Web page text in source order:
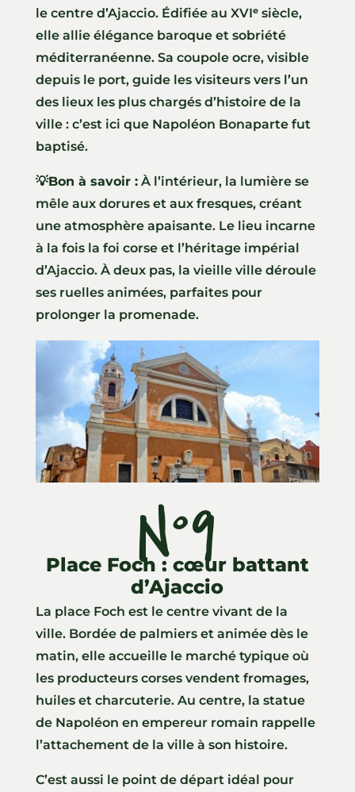
le centre d’Ajaccio. Édifiée au XVIᵉ siècle,
elle allie élégance baroque et sobriété
méditerranéenne. Sa coupole ocre, visible
depuis le port, guide les visiteurs vers l’un
des lieux les plus chargés d’histoire de la
ville : c’est ici que Napoléon Bonaparte fut
baptisé.
💡Bon à savoir :À l’intérieur, la lumière se
mêle aux dorures et aux fresques, créant
une atmosphère apaisante. Le lieu incarne
à la fois la foi corse et l’héritage impérial
d’Ajaccio. À deux pas, la vieille ville déroule
ses ruelles animées, parfaites pour
prolonger la promenade.
N°9
Place Foch : cœur battant
d’Ajaccio
La place Foch est le centre vivant de la
ville. Bordée de palmiers et animée dès le
matin, elle accueille le marché typique où
les producteurs corses vendent fromages,
huiles et charcuterie. Au centre, la statue
de Napoléon en empereur romain rappelle
l’attachement de la ville à son histoire.
C’est aussi le point de départ idéal pour